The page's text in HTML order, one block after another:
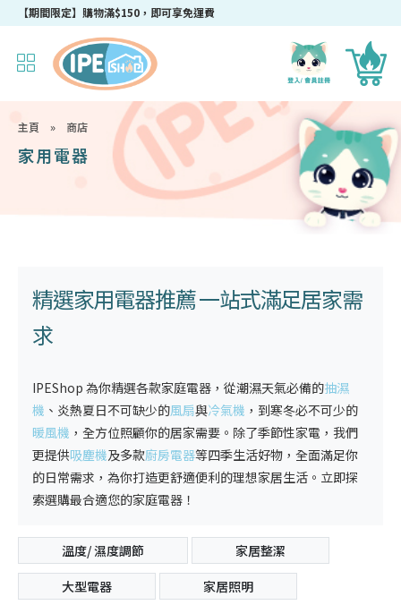
成為IPEshop會員，新會員即可獲得迎新$50購物優惠碼！
主頁 » 商店
家用電器
精選家用電器推薦一站式滿足居家需
求
IPEShop 為你精選各款家庭電器 ，從潮濕天氣必備的抽濕
機 、炎熱夏日不可缺少的風扇與冷氣機 ，到寒冬必不可少的
暖風機 ，全方位照顧你的居家需要。除了季節性家電 ，我們
更提供吸塵機及多款廚房電器等四季生活好物，全面滿足你
的日常需求，為你打造更舒適便利的理想家居生活。立即探
索選購最合適您的家庭電器 ！
溫度/ 濕度調節
家居整潔
大型電器
家居照明